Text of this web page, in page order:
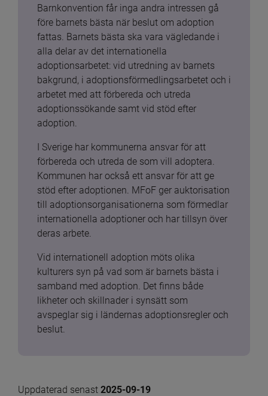
Barnkonvention får inga andra intressen gå
före barnets bästa när beslut om adoption
fattas. Barnets bästa ska vara vägledande i
alla delar av det internationella
adoptionsarbetet: vid utredning av barnets
bakgrund, i adoptionsförmedlingsarbetet och i
arbetet med att förbereda och utreda
adoptionssökande samt vid stöd efter
adoption.
I Sverige har kommunerna ansvar för att
förbereda och utreda de som vill adoptera.
Kommunen har också ett ansvar för att ge
stöd efter adoptionen. MFoF ger auktorisation
till adoptionsorganisationerna som förmedlar
internationella adoptioner och har tillsyn över
deras arbete.
Vid internationell adoption möts olika
kulturers syn på vad som är barnets bästa i
samband med adoption. Det finns både
likheter och skillnader i synsätt som
avspeglar sig i ländernas adoptionsregler och
beslut.
Uppdaterad senast 2025-09-19